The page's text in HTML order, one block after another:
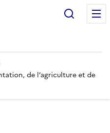
de l’agriculture et de